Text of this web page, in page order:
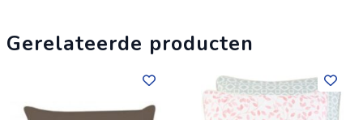
Gerelateerde producten